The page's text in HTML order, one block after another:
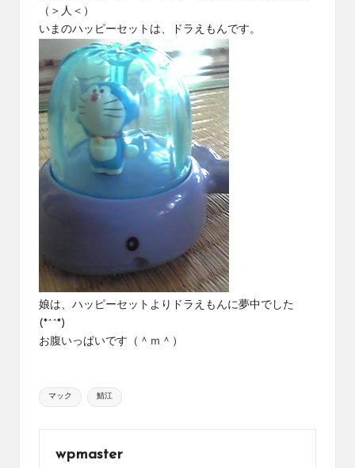
（＞人＜）
いまのハッピーセット は、ドラえもんです。
娘は、ハッピーセットよりドラえもんに夢中でした
(*^^*)
お腹いっぱいです（＾ｍ＾）
Tags:
マック 鯖江
wpmaster